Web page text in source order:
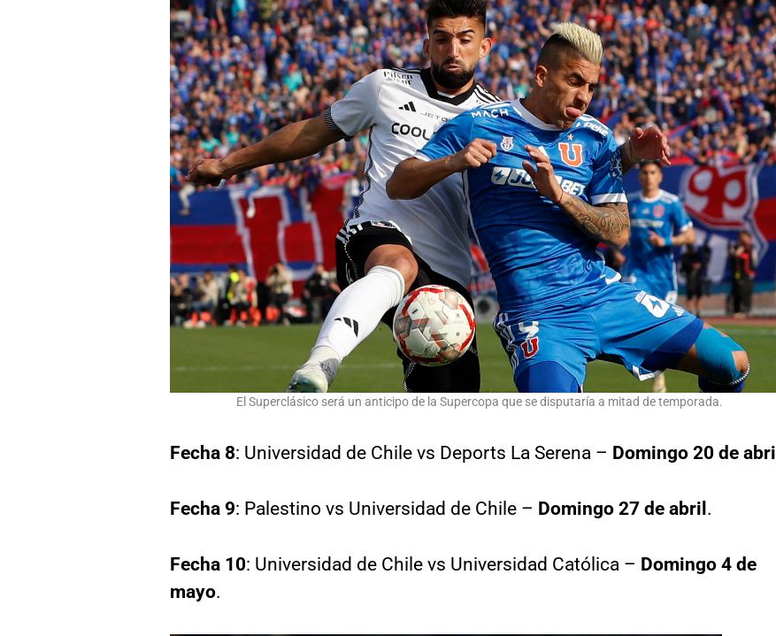
El Superclásico será un anticipo de la Supercopa que se disputaría a mitad de temporada.
Fecha 8: Universidad de Chile vs Deports La Serena – Domingo 20 de abril
Fecha 9: Palestino vs Universidad de Chile – Domingo 27 de abril .
Fecha 10: Universidad de Chile vs Universidad Católica – Domingo 4 de
mayo.